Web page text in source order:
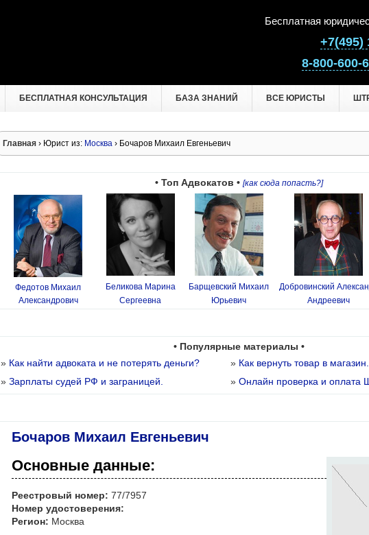
Бесплатная
+7(495)
8-800-600-
БЕСПЛАТНАЯ КОНСУЛЬТАЦИЯ БАЗА ЗНАНИЙ ВСЕ ЮРИСТЫ
Главная › Юрист из: Москва › Бочаров Михаил Евгеньевич
• Топ Адвокатов • [как сюда попасть?]
Федотов Михаил
Александрович
Беликова Марина
Сергеевна
Барщевский Михаил
Юрьевич
Добровинский
Андреевич
• Популярные материалы •
» Как найти адвоката и не потерять деньги? » Как вернуть товар в
» Зарплаты судей РФ и заграницей. » Онлайн проверка и
Бочаров Михаил Евгеньевич
Основные данные:
Реестровый номер: 77/7957
Номер удостоверения:
Регион: Москва